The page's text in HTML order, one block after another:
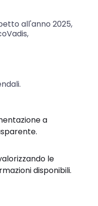
all'anno 2025,
a
le
disponibili.